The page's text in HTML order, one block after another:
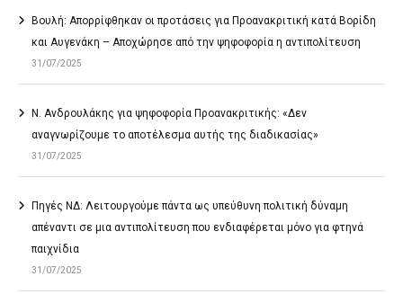
Βουλή: Απορρίφθηκαν οι προτάσεις για Προανακριτική κατά Βορίδη
και Αυγενάκη – Αποχώρησε από την ψηφοφορία η αντιπολίτευση
31/07/2025
Ν. Ανδρουλάκης για ψηφοφορία Προανακριτικής: «Δεν
αναγνωρίζουμε το αποτέλεσμα αυτής της διαδικασίας»
31/07/2025
Πηγές ΝΔ: Λειτουργούμε πάντα ως υπεύθυνη πολιτική δύναμη
απέναντι σε μια αντιπολίτευση που ενδιαφέρεται μόνο για φτηνά
παιχνίδια
31/07/2025